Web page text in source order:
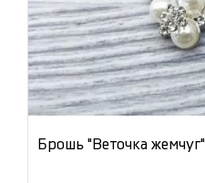
Брошь "Веточка